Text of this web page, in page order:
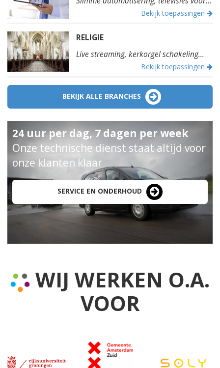
Bekijk toepassingen
RELIGIE
Live streaming, kerkorgel schakeling...
Bekijk toepassingen
BEKIJK ALLE BRANCHES
24 uur per dag, 7 dagen per week
Onze technische dienst staat altijd voor
onze klanten klaar
SERVICE EN ONDERHOUD
WIJ WERKEN O.A.
VOOR